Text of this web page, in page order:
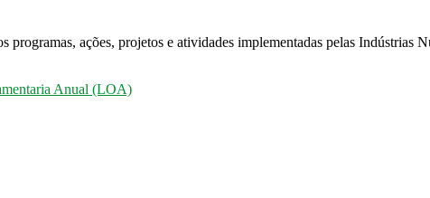
programas, ações, projetos e atividades implementadas pelas Indústrias
Anual (LOA)